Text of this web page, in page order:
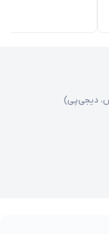
دیجی‌پی)